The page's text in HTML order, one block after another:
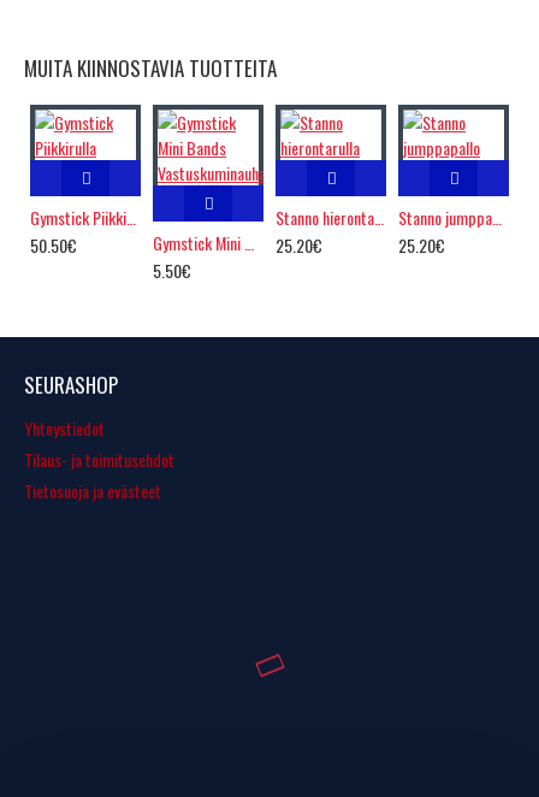
MUITA KIINNOSTAVIA TUOTTEITA
50.50€
5.50€
Stanno hierontarulla
25.20€
Stanno jumppapallo
25.20€
SEURASHOP
Yhteystiedot
Tilaus- ja toimitusehdot
Tietosuoja ja evästeet